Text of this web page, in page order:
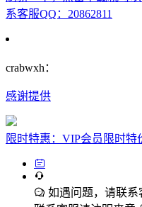
系客服QQ：20862811
crabwxh：
感谢提供
限时特惠：VIP会员限时特
如遇问题，请联系